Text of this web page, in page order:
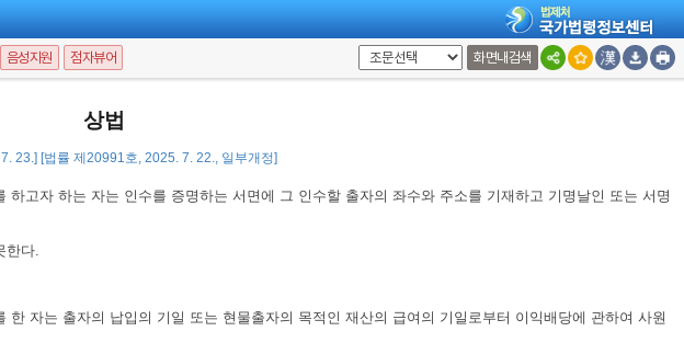
음성지원 점자뷰어 화면내검색
상법
23.] [법률 제20991호, 2025. 7. 22., 일부개정]
분에 따라 출자를 인수할 권리가 있다. 그러나 전2조의 결의에서 출자의 인수자를 정한 때에는 그러하지
고자 하는 자는 인수를 증명하는 서면에 그 인수할 출자의 좌수와 주소를 기재하고 기명날인 또는 서명
한다.
한 자는 출자의 납입의 기일 또는 현물출자의 목적인 재산의 급여의 기일로부터 이익배당에 관하여 사원